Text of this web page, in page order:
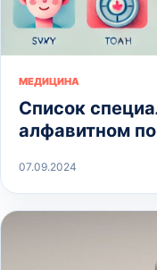
МЕДИЦИНА
Список
алфавитном
07.09.2024